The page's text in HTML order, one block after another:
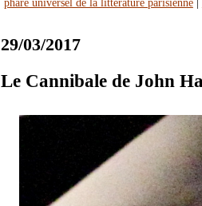
29/03/2017
Le Cannibale de John